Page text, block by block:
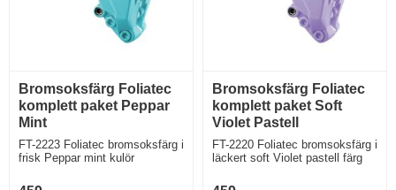
Bromsoksfärg Foliatec
komplett paket Peppar
Mint
FT-2223 Foliatec bromsoksfärg i
frisk Peppar mint kulör
Bromsoksfärg Foliatec
komplett paket Soft
Violet Pastell
FT-2220 Foliatec bromsoksfärg i
läckert soft Violet pastell färg